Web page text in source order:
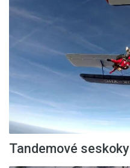
Tandemové seskoky